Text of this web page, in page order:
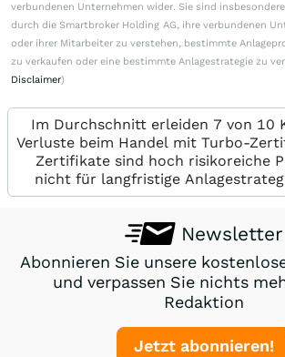
verbundenen Unternehmen wider. Sie sind
durch die Smartbroker Holding AG, ihre verbundenen
oder ihrer Mitarbeiter zu verstehen, bestimmte
zu verkaufen oder eine bestimmte Anlagestrategie zu
Disclaimer)
Im Durchschnitt erleiden 7 von 10
Verluste beim Handel mit Turbo-
Zertifikate sind hoch risikoreiche
nicht für langfristige
Newsletter
Abonnieren Sie unsere
und verpassen Sie nichts
Redaktion
Jetzt abonnieren!